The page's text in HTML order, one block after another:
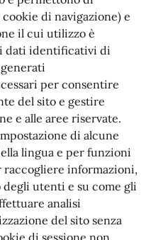
di navigazione) e
il cui utilizzo è
dati identificativi di
per consentire
del sito e gestire
e alle aree riservate.
di alcune
lingua e per funzioni
informazioni,
utenti e su come gli
analisi
del sito senza
di sessione non